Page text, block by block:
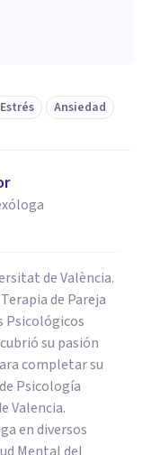
Estrés Ansiedad
de València.
de Pareja
Psicológicos
su pasión
completar su
Psicología
Valencia.
en diversos